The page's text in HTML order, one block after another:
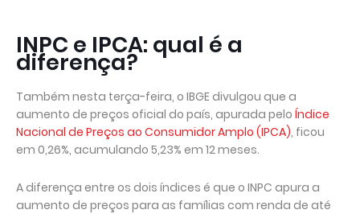
INPC e IPCA: qual é a
diferença?
Também nesta terça-feira, o IBGE divulgou que a
aumento de preços oficial do país, apurada pelo Índice
Nacional de Preços ao Consumidor Amplo (IPCA), ficou
em 0,26%, acumulando 5,23% em 12 meses.
A diferença entre os dois índices é que o INPC apura a
aumento de preços para as famílias com renda de até